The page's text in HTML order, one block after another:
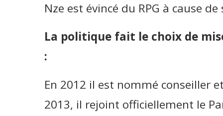
Nze est évincé du RPG à cause
La politique fait le choix de
:
En 2012 il est nommé conseiller
2013, il rejoint officiellement le